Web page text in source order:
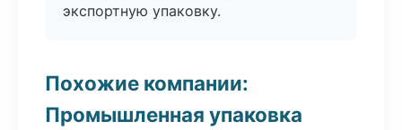
экспортную упаковку.
Похожие компании:
Промышленная упаковка